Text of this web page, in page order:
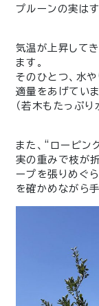
プルーンの実は
気温が上昇して
ます。
そのひとつ、水や
適量をあげていま
（若木もたっぷり
また、“ローピン
実の重みで枝が
ープを張りめぐ
を確かめながら